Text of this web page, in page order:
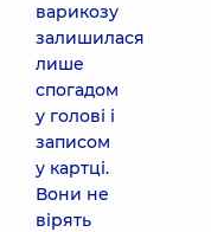
варикозу
залишилася
лише
спогадом
у голові і
записом
у картці.
Вони не
вірять